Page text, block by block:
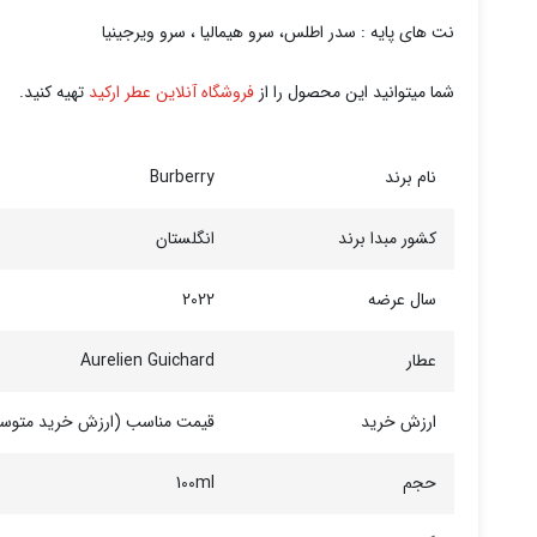
نت های پایه : سدر اطلس، سرو هیمالیا ، سرو ویرجینیا
شما میتوانید این محصول را از فروشگاه آنلاین عطر ارکید تهیه کنید.
نام برند Burberry
کشور مبدا برند انگلستان
سال عرضه 2022
عطار Aurelien Guichard
ارزش خرید قیمت مناسب (ارزش خرید
حجم 100ml